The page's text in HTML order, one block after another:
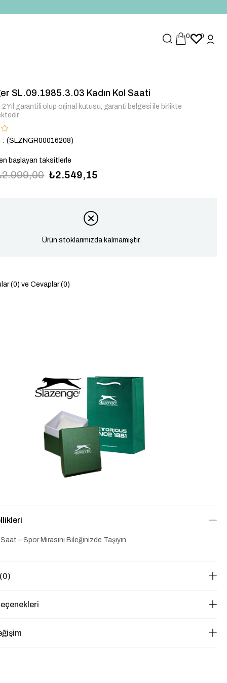
0 0
SL.09.1985.3.03 Kadın Kol Saati
2 Yıl garantili olup orjinal kutusu, garanti belgesi ile birlikte
(SLZNGR00016208)
başlayan taksitlerle
₺2.549,15
Ürün stoklarımızda kalmamıştır.
(0) ve Cevaplar (0)
– Spor Mirasını Bileğinizde Taşıyın
(0)